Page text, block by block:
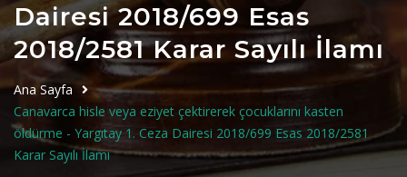
Dairesi 2018/699 Esas
2018/2581 Karar Sayılı İlamı
Ana Sayfa
Canavarca hisle veya eziyet çektirerek çocuklarını kasten
öldürme - Yargıtay 1. Ceza Dairesi 2018/699 Esas 2018/2581
Karar Sayılı İlamı